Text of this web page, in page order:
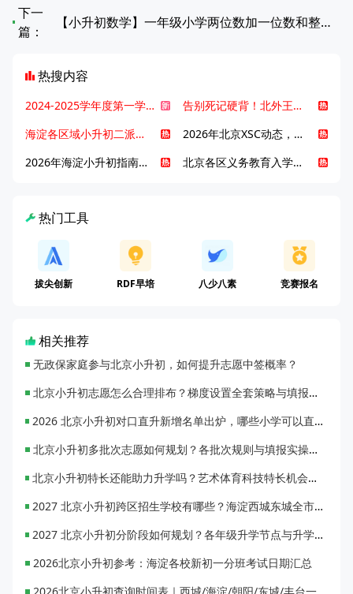
下一
篇：
【小升初数学】一年级小学两位数加一位数和整十数（不进位）计算
热搜内容
2024-2025学年度第一学期北京各区期末考试真题试卷汇总
告别死记硬背！北外王牌精读词汇课，帮孩子突破英语词汇难关
海淀各区域小升初二派全攻略合集！区域一至五志愿填报、升学策略详解
2026年北京XSC动态，持续更新中ing...
2026年海淀小升初指南，一文了解招生政策要点
北京各区义务教育入学咨询电话汇总，25年小升初家长提前收藏
热门工具
拔尖创新 RDF早培 八少八素 竞赛报名
相关推荐
无政保家庭参与北京小升初，如何提升志愿中签概率？
北京小升初志愿怎么合理排布？梯度设置全套策略与填报避坑指南
2026 北京小升初对口直升新增名单出炉，哪些小学可以直升优质初中？
北京小升初多批次志愿如何规划？各批次规则与填报实操指南
北京小升初特长还能助力升学吗？艺术体育科技特长机会与误区全面解析
2027 北京小升初跨区招生学校有哪些？海淀西城东城全市招生校完整汇总
2027 北京小升初分阶段如何规划？各年级升学节点与升学通道全梳理
2026北京小升初参考：海淀各校新初一分班考试日期汇总